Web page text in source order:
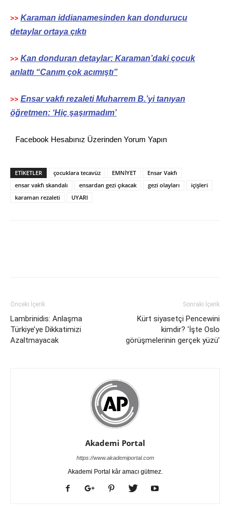
>> Karaman iddianamesinden kan dondurucu
detaylar ortaya çıktı
>> Kan donduran detaylar: Karaman’daki çocuk
anlattı “Canım çok acımıştı”
>> Ensar vakfı rezaleti Muharrem B.’yi tanıyan
öğretmen: ‘Hiç şaşırmadım’
Facebook Hesabınız Üzerinden Yorum Yapın
ETİKETLER çocuklara tecavüz EMNİYET
Ensar Vakfı
ensar vakfı skandalı
ensardan gezi çıkacak gezi olayları
içişleri
karaman rezaleti
UYARI
Önceki İçerik
Lambrinidis: Anlaşma
Türkiye’ye Dikkatimizi
Azaltmayacak
Sonraki İçerik
Kürt siyasetçi Pencewini
kimdir? ‘İşte Oslo
görüşmelerinin gerçek yüzü’
Akademi Portal
https://www.akademiportal.com
Akademi Portal kâr amacı gütmez.